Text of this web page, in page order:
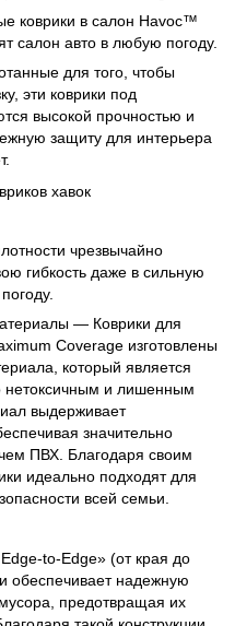
коврики в салон Havoc™
салон авто в любую погоду.
для того, чтобы
эти коврики под
высокой прочностью и
защиту для интерьера
чрезвычайно
гибкость даже в сильную
— Коврики для
Coverage изготовлены
который является
нетоксичным и лишенным
выдерживает
значительно
ПВХ. Благодаря своим
идеально подходят для
всей семьи.
to-Edge» (от края до
обеспечивает надежную
предотвращая их